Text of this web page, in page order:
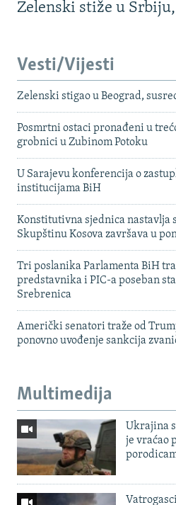
Zelenski stiže u
Vesti/Vijesti
Zelenski stigao u Beograd,
Posmrtni ostaci pronađeni u
grobnici u Zubinom Potoku
U Sarajevu konferencija o
institucijama BiH
Konstitutivna sjednica nastavlja
Skupštinu Kosova završava u
Tri poslanika Parlamenta BiH
predstavnika i PIC-a poseban
Srebrenica
Američki senatori traže od
ponovno uvođenje sankcija
Multimedija
Ukrajina
je vraćao